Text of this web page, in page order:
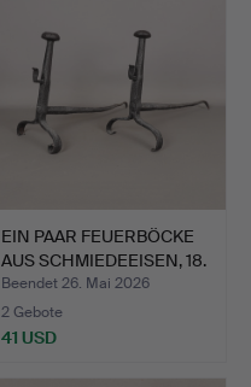
EIN PAAR FEUERBÖCKE
AUS SCHMIEDEEISEN, 18.
…
Beendet 26. Mai 2026
2 Gebote
41 USD